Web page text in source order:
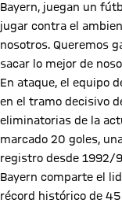
Bayern, juegan un
jugar contra el
nosotros. Queremos
sacar lo mejor de
En ataque, el equipo
en el tramo decisivo
eliminatorias de la
marcado 20 goles,
registro desde 1992/
Bayern comparte el
récord histórico de